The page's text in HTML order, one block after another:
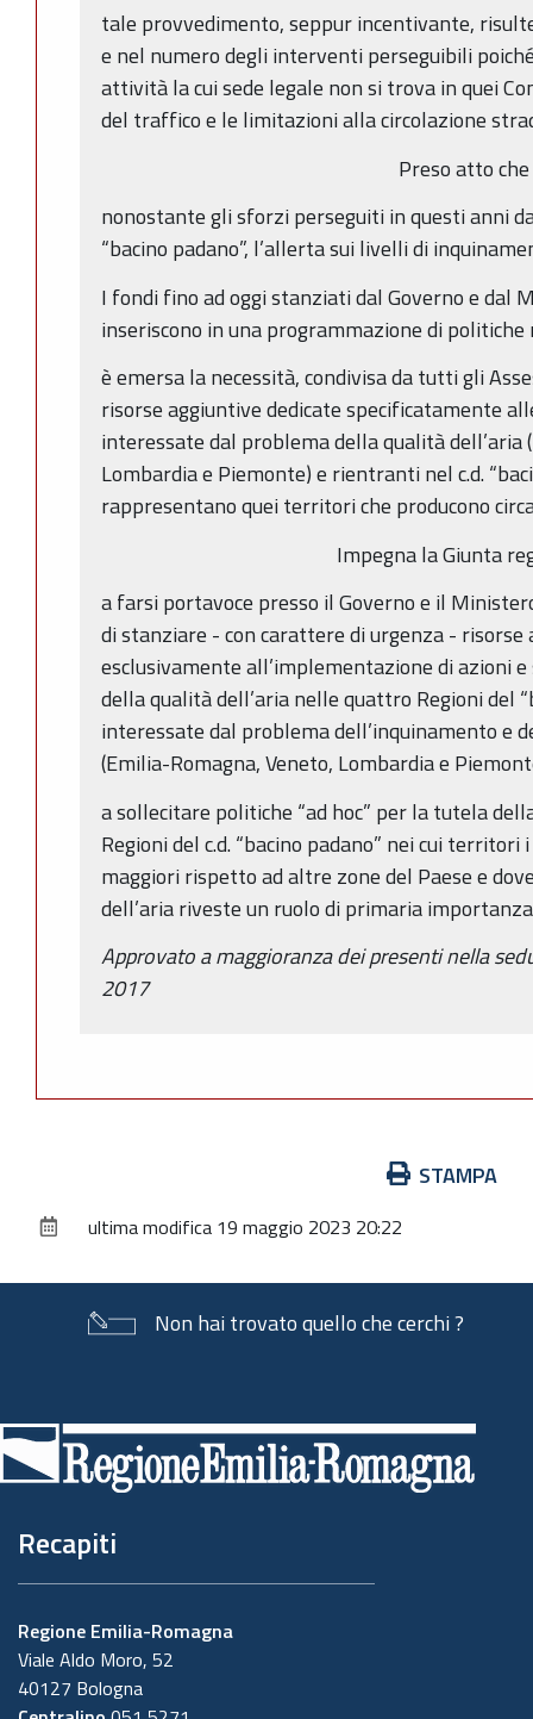
tale provvedimento, seppur incentivante,
e nel numero degli interventi perseguibili
attività la cui sede legale non si trova in quei
del traffico e le limitazioni alla circolazione
Preso atto che
nonostante gli sforzi perseguiti in questi anni
“bacino padano”, l’allerta sui livelli di
I fondi fino ad oggi stanziati dal Governo e dal
inseriscono in una programmazione di
è emersa la necessità, condivisa da tutti gli
risorse aggiuntive dedicate specificatamente
interessate dal problema della qualità dell’aria
Lombardia e Piemonte) e rientranti nel c.d.
rappresentano quei territori che producono
Impegna la Giunta
a farsi portavoce presso il Governo e il
di stanziare - con carattere di urgenza -
esclusivamente all’implementazione di azioni
della qualità dell’aria nelle quattro Regioni del
interessate dal problema dell’inquinamento e
(Emilia-Romagna, Veneto, Lombardia e
a sollecitare politiche “ad hoc” per la tutela
Regioni del c.d. “bacino padano” nei cui
maggiori rispetto ad altre zone del Paese e
dell’aria riveste un ruolo di primaria
Approvato a maggioranza dei presenti nella
2017
documento
STAMPA
ultima modifica 19 maggio 2023 20:22
Non hai trovato quello che cerchi ?
di
pagina
Recapiti
Regione Emilia-Romagna
Viale Aldo Moro, 52
40127 Bologna